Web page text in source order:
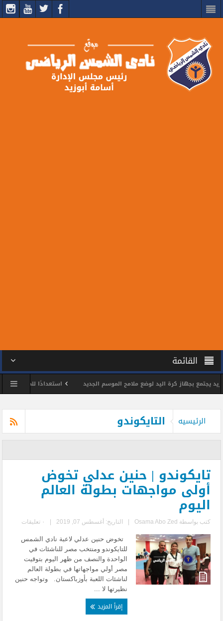
القائمة
بجهاز كرة اليد لوضع ملامح الموسم الجديد
استعدادًا للمونديال.. سبعة
الرئيسيه التايكوندو
تايكوندو | حنين عدلي تخوض
أولى مواجهات بطولة العالم
اليوم
كتب بواسطة Osama Abo Zed التاريخ: أغسطس 07, 2019 ٠ تعليقات
تخوض حنين عدلي لاعبة نادي الشمس
للتايكوندو ومنتخب مصر للناشئات في
الواحدة والنصف من ظهر اليوم بتوقيت
مصر أولي مواجهاتها في بطولة العالم
لناشئات اللعبة بأوزباكستان. وتواجه حنين
نظيرتها لا ...
إقرأ المزيد